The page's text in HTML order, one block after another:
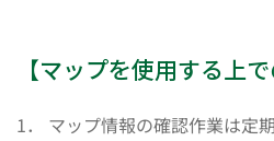
【マップを使用する上で
1． マップ情報の確認作業は定